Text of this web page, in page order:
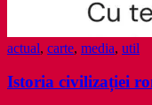
actual, carte, media, util
Istoria civilizației